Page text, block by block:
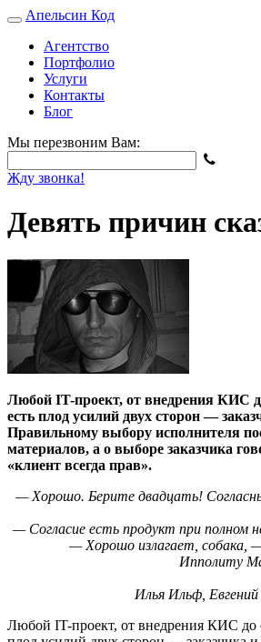
Апельсин Код
Агентство
Портфолио
Услуги
Контакты
Блог
Мы перезвоним Вам:
Жду звонка!
Девять причин
Любой IT-проект, от внедрения КИС
есть плод усилий двух сторон —
Правильному выбору исполнителя
материалов, а о выборе заказчика
«клиент всегда прав».
— Хорошо. Берите двадцать!
— Согласие есть продукт при полном
— Хорошо излагает, собака,
Ипполиту
Илья Ильф,
Любой IT-проект, от внедрения КИС до